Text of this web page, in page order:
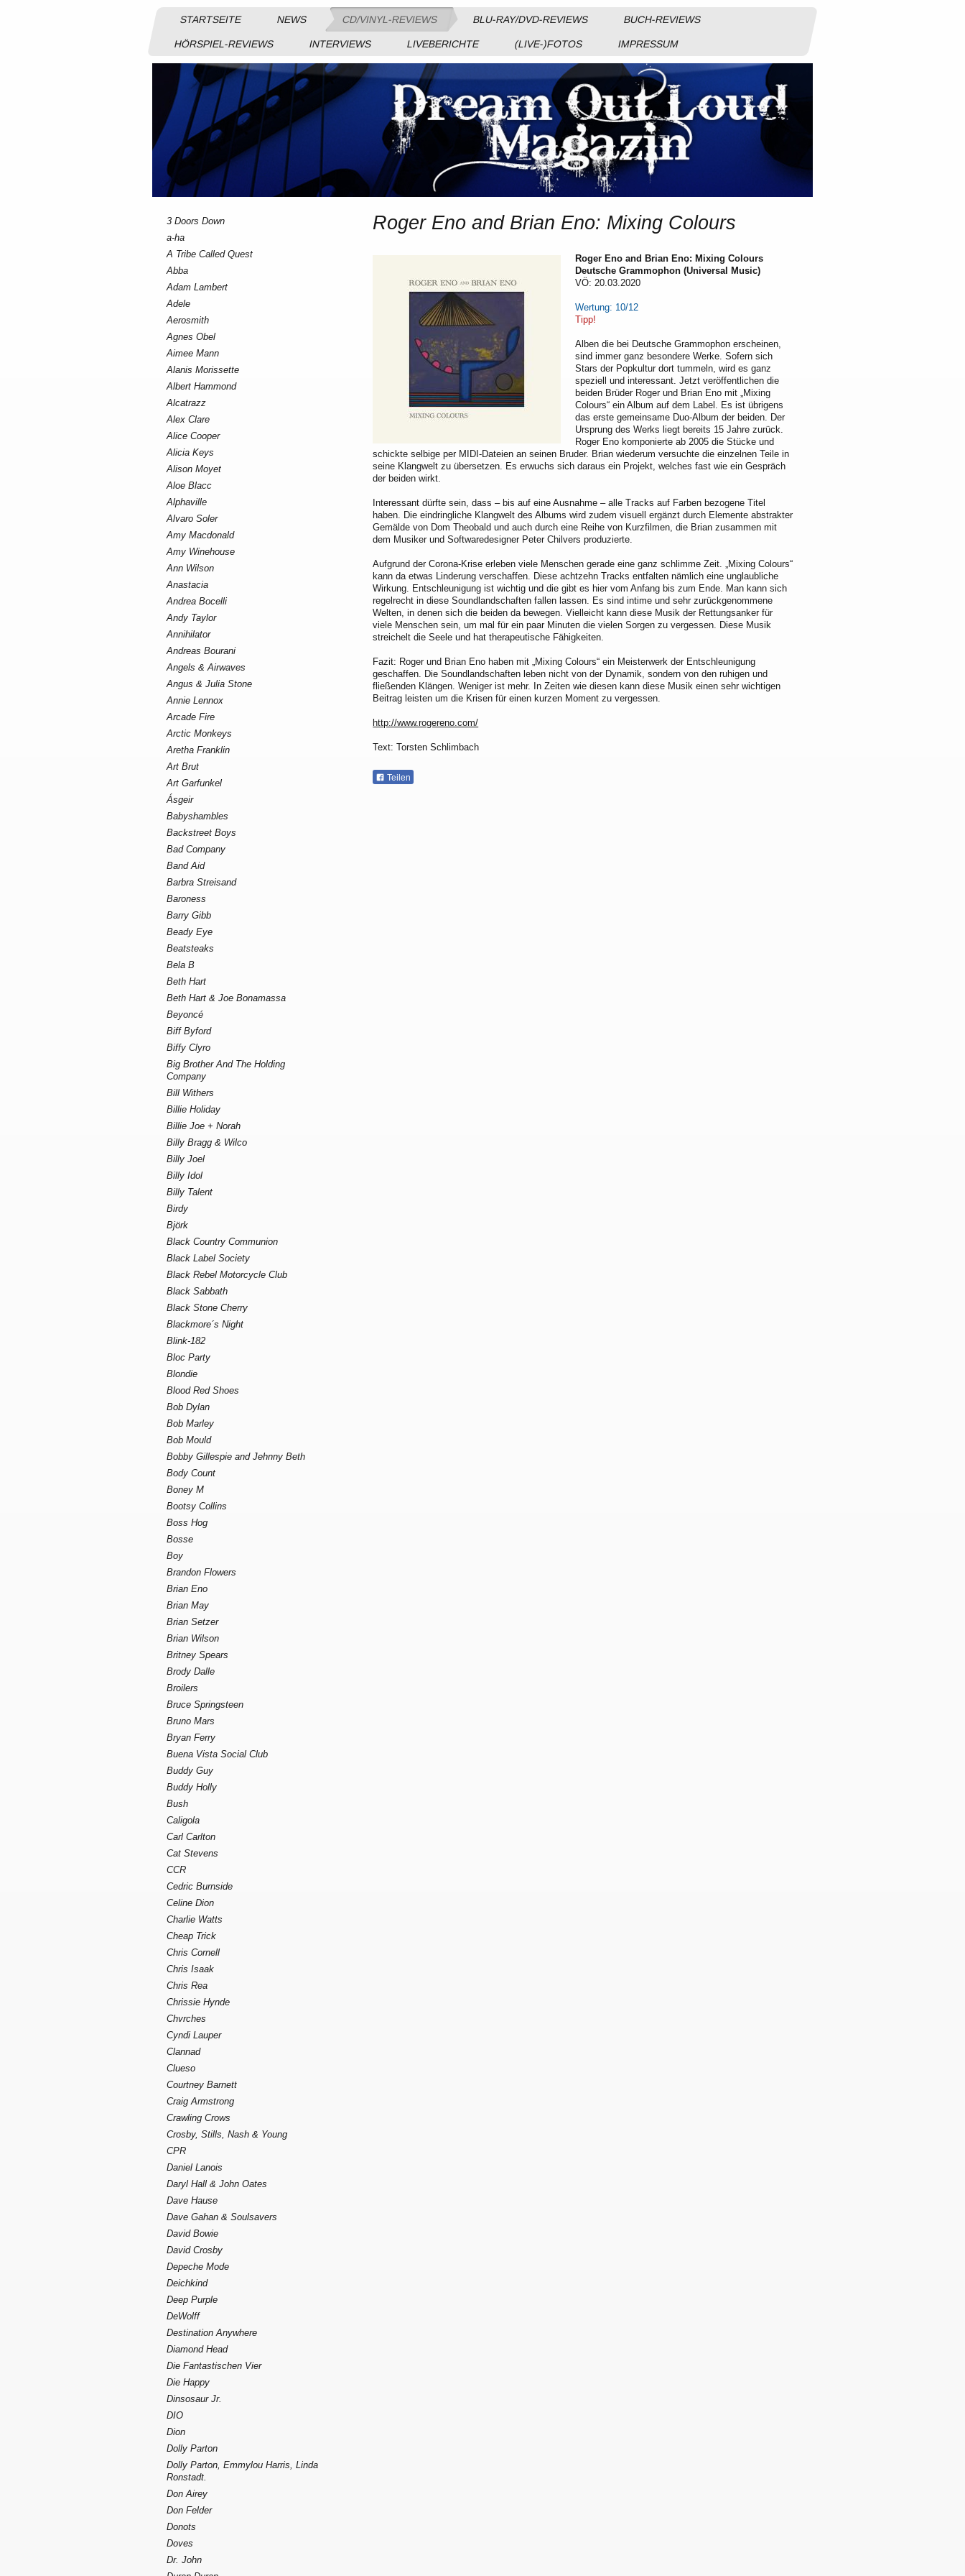
STARTSEITE NEWS CD/VINYL-REVIEWS BLU-RAY/DVD-REVIEWS BUCH-REVIEWS
HÖRSPIEL-REVIEWS INTERVIEWS LIVEBERICHTE (LIVE-)FOTOS IMPRESSUM
Roger Eno and Brian Eno: Mixing Colours
Roger Eno and Brian Eno: Mixing Colours
Deutsche Grammophon (Universal Music)
VÖ: 20.03.2020
Wertung: 10/12
Tipp!
Alben die bei Deutsche Grammophon erscheinen,
sind immer ganz besondere Werke. Sofern sich
Stars der Popkultur dort tummeln, wird es ganz
speziell und interessant. Jetzt veröffentlichen die
beiden Brüder Roger und Brian Eno mit „Mixing
Colours“ ein Album auf dem Label. Es ist übrigens
das erste gemeinsame Duo-Album der beiden. Der
Ursprung des Werks liegt bereits 15 Jahre zurück.
Roger Eno komponierte ab 2005 die Stücke und
schickte selbige per MIDI-Dateien an seinen Bruder. Brian wiederum versuchte die einzelnen Teile in
seine Klangwelt zu übersetzen. Es erwuchs sich daraus ein Projekt, welches fast wie ein Gespräch
der beiden wirkt.
Interessant dürfte sein, dass – bis auf eine Ausnahme – alle Tracks auf Farben bezogene Titel
haben. Die eindringliche Klangwelt des Albums wird zudem visuell ergänzt durch Elemente abstrakter
Gemälde von Dom Theobald und auch durch eine Reihe von Kurzfilmen, die Brian zusammen mit
dem Musiker und Softwaredesigner Peter Chilvers produzierte.
Aufgrund der Corona-Krise erleben viele Menschen gerade eine ganz schlimme Zeit. „Mixing Colours“
kann da etwas Linderung verschaffen. Diese achtzehn Tracks entfalten nämlich eine unglaubliche
Wirkung. Entschleunigung ist wichtig und die gibt es hier vom Anfang bis zum Ende. Man kann sich
regelrecht in diese Soundlandschaften fallen lassen. Es sind intime und sehr zurückgenommene
Welten, in denen sich die beiden da bewegen. Vielleicht kann diese Musik der Rettungsanker für
viele Menschen sein, um mal für ein paar Minuten die vielen Sorgen zu vergessen. Diese Musik
streichelt die Seele und hat therapeutische Fähigkeiten.
Fazit: Roger und Brian Eno haben mit „Mixing Colours“ ein Meisterwerk der Entschleunigung
geschaffen. Die Soundlandschaften leben nicht von der Dynamik, sondern von den ruhigen und
fließenden Klängen. Weniger ist mehr. In Zeiten wie diesen kann diese Musik einen sehr wichtigen
Beitrag leisten um die Krisen für einen kurzen Moment zu vergessen.
http://www.rogereno.com/
Text: Torsten Schlimbach
Teilen
3 Doors Down
a-ha
A Tribe Called Quest
Abba
Adam Lambert
Adele
Aerosmith
Agnes Obel
Aimee Mann
Alanis Morissette
Albert Hammond
Alcatrazz
Alex Clare
Alice Cooper
Alicia Keys
Alison Moyet
Aloe Blacc
Alphaville
Alvaro Soler
Amy Macdonald
Amy Winehouse
Ann Wilson
Anastacia
Andrea Bocelli
Andy Taylor
Annihilator
Andreas Bourani
Angels & Airwaves
Angus & Julia Stone
Annie Lennox
Arcade Fire
Arctic Monkeys
Aretha Franklin
Art Brut
Art Garfunkel
Ásgeir
Babyshambles
Backstreet Boys
Bad Company
Band Aid
Barbra Streisand
Baroness
Barry Gibb
Beady Eye
Beatsteaks
Bela B
Beth Hart
Beth Hart & Joe Bonamassa
Beyoncé
Biff Byford
Biffy Clyro
Big Brother And The Holding
Company
Bill Withers
Billie Holiday
Billie Joe + Norah
Billy Bragg & Wilco
Billy Joel
Billy Idol
Billy Talent
Birdy
Björk
Black Country Communion
Black Label Society
Black Rebel Motorcycle Club
Black Sabbath
Black Stone Cherry
Blackmore´s Night
Blink-182
Bloc Party
Blondie
Blood Red Shoes
Bob Dylan
Bob Marley
Bob Mould
Bobby Gillespie and Jehnny Beth
Body Count
Boney M
Bootsy Collins
Boss Hog
Bosse
Boy
Brandon Flowers
Brian Eno
Brian May
Brian Setzer
Brian Wilson
Britney Spears
Brody Dalle
Broilers
Bruce Springsteen
Bruno Mars
Bryan Ferry
Buena Vista Social Club
Buddy Guy
Buddy Holly
Bush
Caligola
Carl Carlton
Cat Stevens
CCR
Cedric Burnside
Celine Dion
Charlie Watts
Cheap Trick
Chris Cornell
Chris Isaak
Chris Rea
Chrissie Hynde
Chvrches
Cyndi Lauper
Clannad
Clueso
Courtney Barnett
Craig Armstrong
Crawling Crows
Crosby, Stills, Nash & Young
CPR
Daniel Lanois
Daryl Hall & John Oates
Dave Hause
Dave Gahan & Soulsavers
David Bowie
David Crosby
Depeche Mode
Deichkind
Deep Purple
DeWolff
Destination Anywhere
Diamond Head
Die Fantastischen Vier
Die Happy
Dinsosaur Jr.
DIO
Dion
Dolly Parton
Dolly Parton, Emmylou Harris, Linda
Ronstadt.
Don Airey
Don Felder
Donots
Doves
Dr. John